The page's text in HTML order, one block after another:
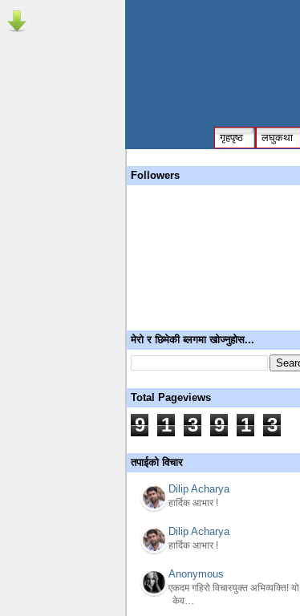
गृहपृष्ठ लघुकथा
Followers
मेरो र छिमेकी ब्लगमा खोज्नुहोस...
Total Pageviews
9 1 3 9 1 3
तपाईको विचार
Dilip Acharya
हार्दिक आभार !
Dilip Acharya
हार्दिक आभार !
Anonymous
एकदम गहिरो विचारयुक्त अभिव्यक्ति! यो
केव…